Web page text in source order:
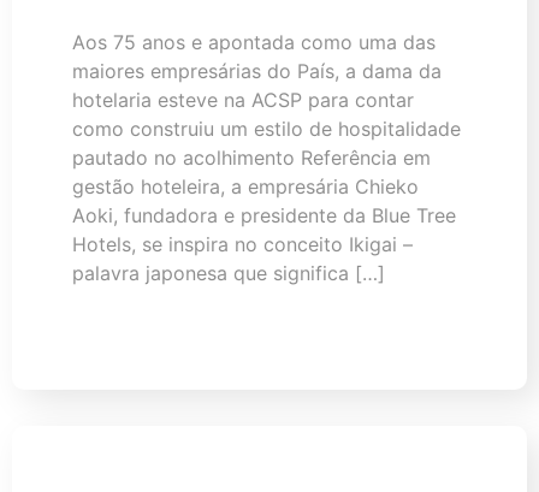
Aos 75 anos e apontada como uma das
maiores empresárias do País, a dama da
hotelaria esteve na ACSP para contar
como construiu um estilo de hospitalidade
pautado no acolhimento Referência em
gestão hoteleira, a empresária Chieko
Aoki, fundadora e presidente da Blue Tree
Hotels, se inspira no conceito Ikigai –
palavra japonesa que significa […]